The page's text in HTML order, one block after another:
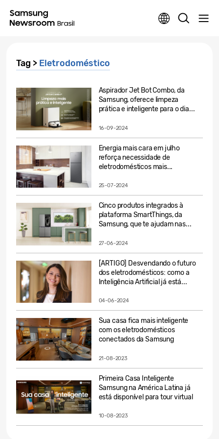
Tag > Eletrodoméstico
Aspirador Jet Bot Combo, da
Samsung, oferece limpeza
prática e inteligente para o dia...
16-09-2024
Energia mais cara em julho
reforça necessidade de
eletrodomésticos mais...
25-07-2024
Cinco produtos integrados à
plataforma SmartThings, da
Samsung, que te ajudam nas...
27-06-2024
[ARTIGO] Desvendando o futuro
dos eletrodomésticos: como a
Inteligência Artificial já está...
04-06-2024
Sua casa fica mais inteligente
com os eletrodomésticos
conectados da Samsung
21-08-2023
Primeira Casa Inteligente
Samsung na América Latina já
está disponível para tour virtual
10-08-2023